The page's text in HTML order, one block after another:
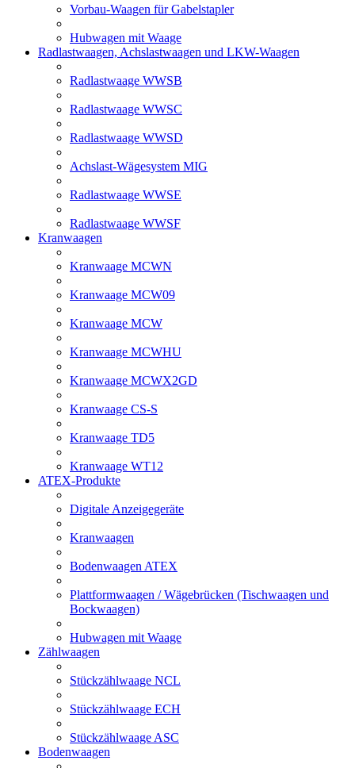
Vorbau-Waagen für Gabelstapler
Hubwagen mit Waage
Radlastwaagen, Achslastwaagen und LKW-Waagen
Radlastwaage WWSB
Radlastwaage WWSC
Radlastwaage WWSD
Achslast-Wägesystem MIG
Radlastwaage WWSE
Radlastwaage WWSF
Kranwaagen
Kranwaage MCWN
Kranwaage MCW09
Kranwaage MCW
Kranwaage MCWHU
Kranwaage MCWX2GD
Kranwaage CS-S
Kranwaage TD5
Kranwaage WT12
ATEX-Produkte
Digitale Anzeigegeräte
Kranwaagen
Bodenwaagen ATEX
Plattformwaagen / Wägebrücken (Tischwaagen und
Bockwaagen)
Hubwagen mit Waage
Zählwaagen
Stückzählwaage NCL
Stückzählwaage ECH
Stückzählwaage ASC
Bodenwaagen